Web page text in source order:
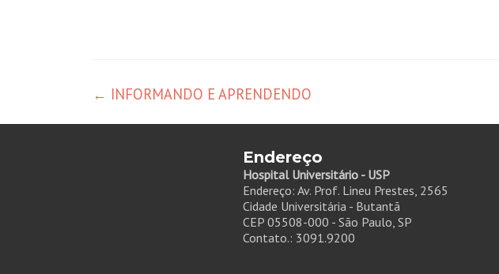
← INFORMANDO E APRENDENDO
Endereço
Hospital Universitário - USP
Endereço: Av. Prof. Lineu Prestes, 2565
Cidade Universitária - Butantã
CEP 05508-000 - São Paulo, SP
Contato.: 3091.9200